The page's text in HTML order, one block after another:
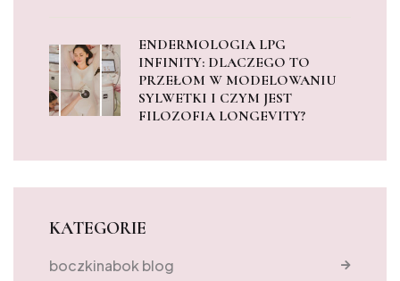
ENDERMOLOGIA LPG
INFINITY: DLACZEGO TO
PRZEŁOM W MODELOWANIU
SYLWETKI I CZYM JEST
FILOZOFIA LONGEVITY?
KATEGORIE
boczkinabok blog